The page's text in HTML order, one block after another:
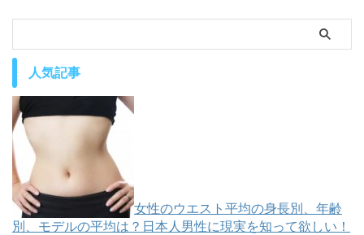
人気記事
女性のウエスト平均の身長別、年齢
別、モデルの平均は？日本人男性に現実を知って欲しい！